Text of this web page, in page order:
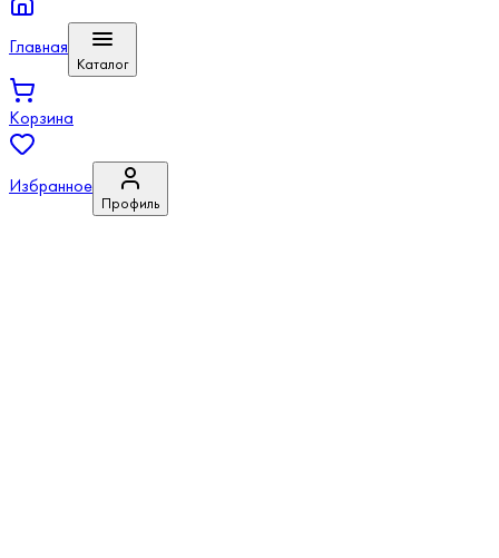
Главная
Каталог
Корзина
Избранное
Профиль